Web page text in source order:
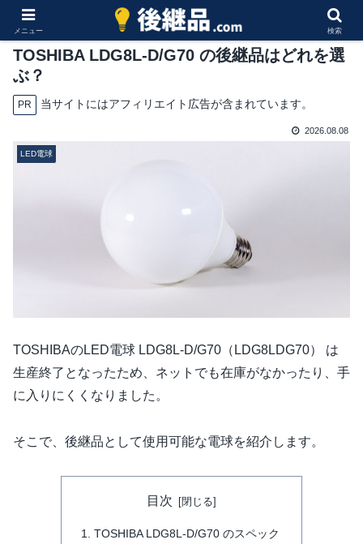
TOSHIBA LDG8L-D/G70 の後継品はどれを選
ぶ？
PR 当サイトにはアフィリエイト広告が含まれています。
2026.08.08
LED電球
TOSHIBAのLED電球 LDG8L-D/G70（LDG8LDG70） は
生産終了となったため、ネットでも在庫がなかったり、手
に入りにくくなりました。
そこで、後継品として使用可能な電球を紹介します。
目次
TOSHIBA LDG8L-D/G70 のスペック
メニュー 検索